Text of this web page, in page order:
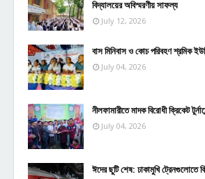
বিদ্যালয়ের অবিস্মরণীয় সাফল্য
July 12, 2026
বাস মিনিবাস ও কোচ পরিবহণ শ্রমিক
July 04, 2026
নীলফামারীতে মাদক বিরোধী ক্রিকেট
July 04, 2026
ঈদের ছুটি শেষ: ঢাকামুখি ট্রেনগুলোতে